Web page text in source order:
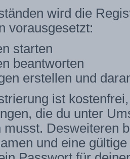
wird die
vorausgesetzt:
starten
beantworten
erstellen und
ist
die du unter
musst. Desweiteren
und eine